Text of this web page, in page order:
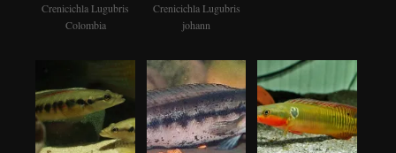
Crenicichla Lugubris
Colombia
Crenicichla Lugubris
johann